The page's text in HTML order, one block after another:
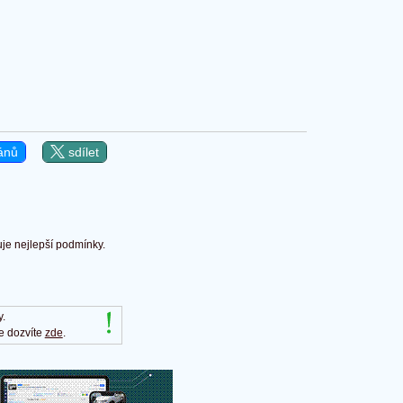
sdílet
nejlepší podmínky.
dozvíte zde.